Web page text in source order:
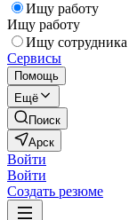
Ищу работу
Ищу работу
Ищу сотрудника
Сервисы
Помощь
Ещё
Поиск
Арск
Войти
Войти
Создать резюме